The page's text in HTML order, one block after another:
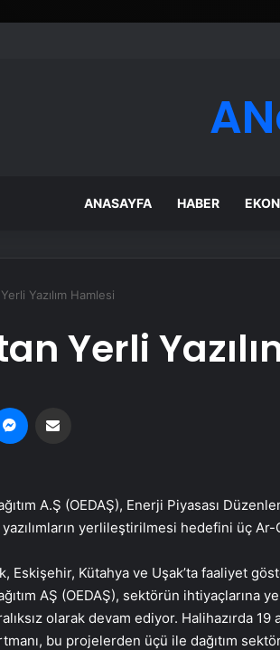
ANASAYFA HABER
Yazılım Hamlesi
Yerli
A.Ş (OEDAŞ), Enerji Piyasası
yerlileştirilmesi hedefini üç
Eskişehir, Kütahya ve Uşak’ta faaliyet
AŞ (OEDAŞ), sektörün ihtiyaçlarına
olarak devam ediyor. Halihazırda 19
bu projelerden üçü ile dağıtım